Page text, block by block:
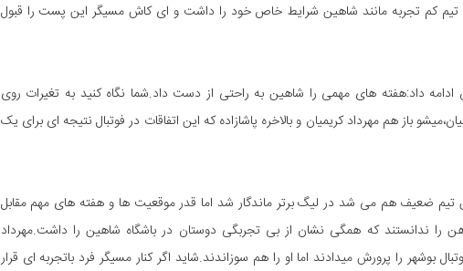
تیم کم تجربه مانند شاهین شرایط خاص خود را داشت و ای کاش مسیگر این پست را قبول
ادامه داد:هفته های مهمی را شاهین به راحتی از دست داد.شما نگاه کنید به تغیرات روی
باز هم مهرداد کریمیان و بالاخره پاشازاده که این اتفاقات در فوتبال نتیجه ای برای یک
تیم ضعیف هم می شد در لیگ برتر ماندگار شد اما قدر موقعیت ها و هفته های مهم مقابل
را ندانستند که همگی نشان از بی تجربگی دوستان در باشگاه شاهین را داشت.مهرداد
بوشهر را پرورش میدادند اما او را هم سوزاندند.شاید اگر کنار مسیگر فرد باتجربه ای قرار